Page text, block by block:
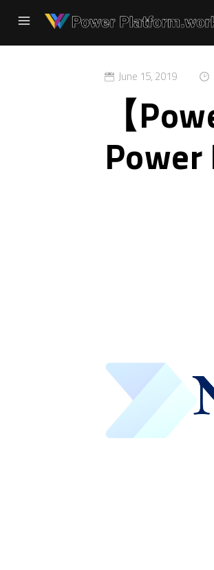
June 15, 2019
【
Power